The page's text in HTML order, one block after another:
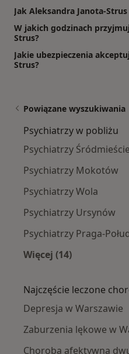
Jak Aleksandra Janota-
W jakich godzinach
Strus?
Jakie ubezpieczenia
Strus?
Powiązane wyszukiwania
Psychiatrzy w pobliżu
Psychiatrzy Śródmieście
Psychiatrzy Mokotów
Psychiatrzy Wola
Psychiatrzy Ursynów
Psychiatrzy Praga-
Więcej (14)
Najczęście leczone
Depresja w Warszawie
Zaburzenia lękowe w
Choroba afektywna